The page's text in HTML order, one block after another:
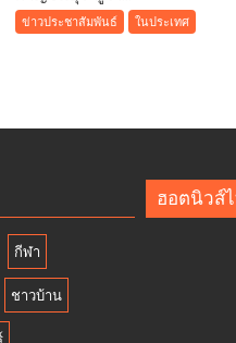
คร-
ข่าวประชาสัมพันธ์ ในประเทศ
กีฬา
ชาวบ้าน
ฮอตนิวส์